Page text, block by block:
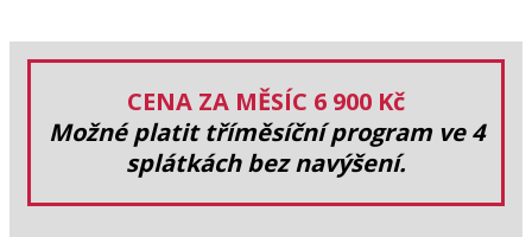
CENA ZA MĚSÍC 6 900 Kč
Možné platit tříměsíční program ve 4
splátkách bez navýšení.